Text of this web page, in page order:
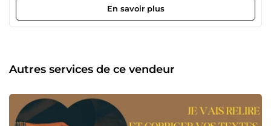
tout en maintenant une qualité optimale. Respect des
délais et des exigences pour des livrables impeccables. 🖌️
réseaux sociaux. Maîtrise des outils de design pour
produire des contenus modernes et attrayants. 🎯 Engagé
solutions efficaces et créatives qui mettent en valeur vos
idées. 🚀 🌍Passionné par les mots et auteur de plusieurs
ouvrages , j'ai toujours pris plaisir à écrire et à sublimer les
En savoir plus
Autres services de ce vendeur